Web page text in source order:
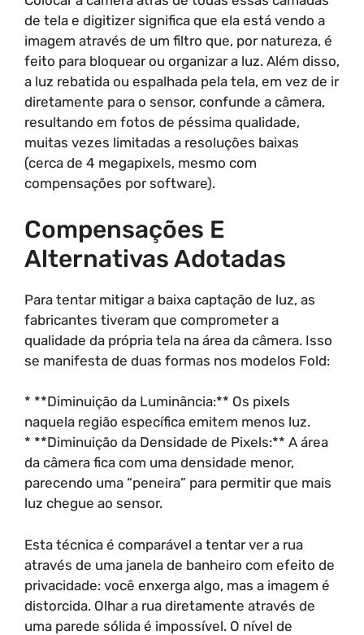
de tela e digitizer significa que ela está vendo a
imagem através de um filtro que, por natureza, é
feito para bloquear ou organizar a luz. Além disso,
a luz rebatida ou espalhada pela tela, em vez de ir
diretamente para o sensor, confunde a câmera,
resultando em fotos de péssima qualidade,
muitas vezes limitadas a resoluções baixas
(cerca de 4 megapixels, mesmo com
compensações por software).
Compensações E
Alternativas Adotadas
Para tentar mitigar a baixa captação de luz, as
fabricantes tiveram que comprometer a
qualidade da própria tela na área da câmera. Isso
se manifesta de duas formas nos modelos Fold:
* **Diminuição da Luminância:** Os pixels
naquela região específica emitem menos luz.
* **Diminuição da Densidade de Pixels:** A área
da câmera fica com uma densidade menor,
parecendo uma “peneira” para permitir que mais
luz chegue ao sensor.
Esta técnica é comparável a tentar ver a rua
através de uma janela de banheiro com efeito de
privacidade: você enxerga algo, mas a imagem é
distorcida. Olhar a rua diretamente através de
uma parede sólida é impossível. O nível de